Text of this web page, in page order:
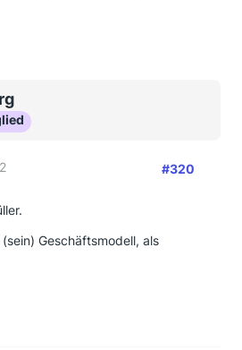
#320
Geschäftsmodell, als